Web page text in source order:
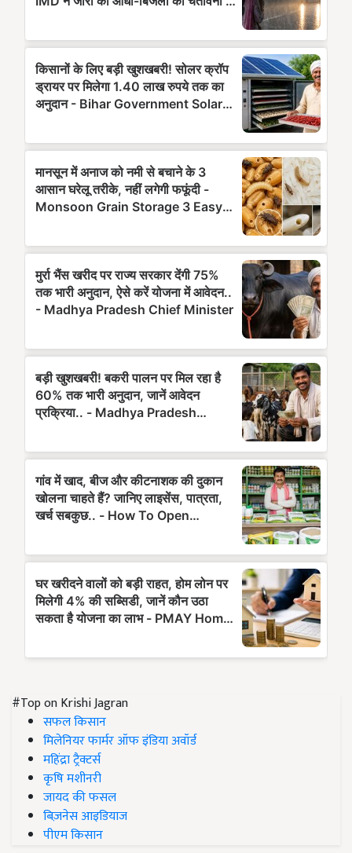
#Top on Krishi Jagran
सफल किसान
मिलेनियर फार्मर ऑफ इंडिया अवॉर्ड
महिंद्रा ट्रैक्टर्स
कृषि मशीनरी
जायद की फसल
बिज़नेस आइडियाज
पीएम किसान